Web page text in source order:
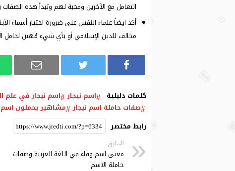
التعامل مع الآخرين ومحبة لهم وتبدأ هذه
أكد ايضاً علماء النفس على ضرورة اختيار أسماء
مخالف للدين الإسلامي أو بأي شيء مُهين لحامل
كلمات دليلية اسم نيجار اسم نيجار في علم
صفات حاملة اسم نيجار مشاهير يحملون اسم
رابط مختصر
السابق
معنى اسم وفاء في اللغة العربية وصفات
حاملة الاسم